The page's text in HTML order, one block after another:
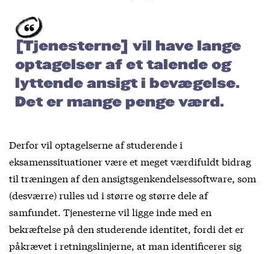
[Tjenesterne] vil have lange
optagelser af et talende og
lyttende ansigt i bevægelse.
Det er mange penge værd.
Derfor vil optagelserne af studerende i
eksamenssituationer være et meget værdifuldt bidrag
til træningen af den ansigtsgenkendelsessoftware, som
(desværre) rulles ud i større og større dele af
samfundet. Tjenesterne vil ligge inde med en
bekræftelse på den studerende identitet, fordi det er
påkrævet i retningslinjerne, at man identificerer sig